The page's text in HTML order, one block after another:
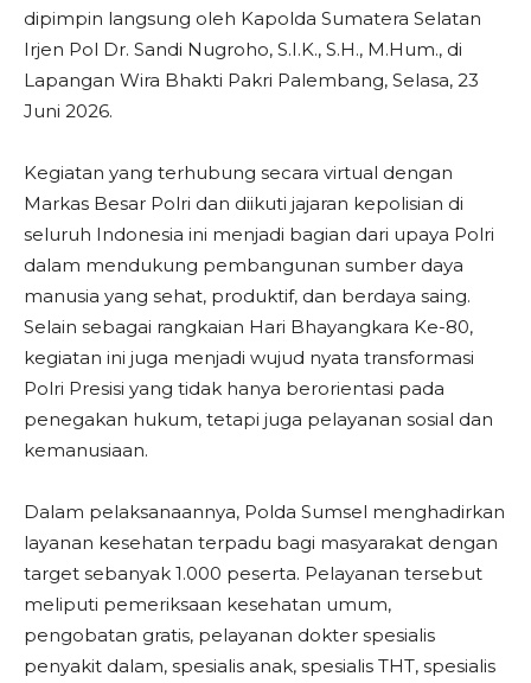
dipimpin langsung oleh Kapolda Sumatera Selatan
Irjen Pol Dr. Sandi Nugroho, S.I.K., S.H., M.Hum., di
Lapangan Wira Bhakti Pakri Palembang, Selasa, 23
Juni 2026.
Kegiatan yang terhubung secara virtual dengan
Markas Besar Polri dan diikuti jajaran kepolisian di
seluruh Indonesia ini menjadi bagian dari upaya Polri
dalam mendukung pembangunan sumber daya
manusia yang sehat, produktif, dan berdaya saing.
Selain sebagai rangkaian Hari Bhayangkara Ke-80,
kegiatan ini juga menjadi wujud nyata transformasi
Polri Presisi yang tidak hanya berorientasi pada
penegakan hukum, tetapi juga pelayanan sosial dan
kemanusiaan.
Dalam pelaksanaannya, Polda Sumsel menghadirkan
layanan kesehatan terpadu bagi masyarakat dengan
target sebanyak 1.000 peserta. Pelayanan tersebut
meliputi pemeriksaan kesehatan umum,
pengobatan gratis, pelayanan dokter spesialis
penyakit dalam, spesialis anak, spesialis THT, spesialis